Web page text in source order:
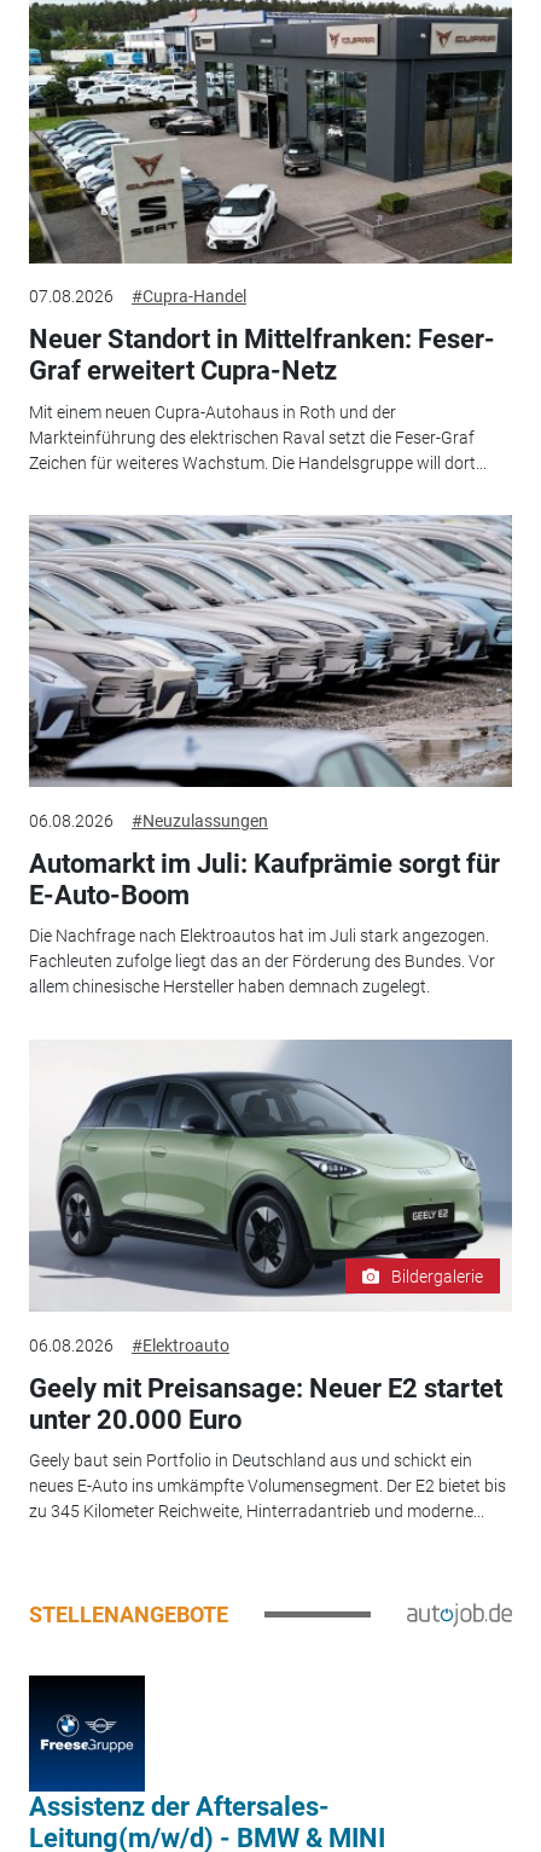
07.08.2026 #Cupra-Handel
Neuer Standort in Mittelfranken: Feser-
Graf erweitert Cupra-Netz
Mit einem neuen Cupra-Autohaus in Roth und der
Markteinführung des elektrischen Raval setzt die Feser-Graf
Zeichen für weiteres Wachstum. Die Handelsgruppe will dort...
06.08.2026 #Neuzulassungen
Automarkt im Juli: Kaufprämie sorgt für
E-Auto-Boom
Die Nachfrage nach Elektroautos hat im Juli stark angezogen.
Fachleuten zufolge liegt das an der Förderung des Bundes. Vor
allem chinesische Hersteller haben demnach zugelegt.
Bildergalerie
06.08.2026 #Elektroauto
Geely mit Preisansage: Neuer E2 startet
unter 20.000 Euro
Geely baut sein Portfolio in Deutschland aus und schickt ein
neues E-Auto ins umkämpfte Volumensegment. Der E2 bietet bis
zu 345 Kilometer Reichweite, Hinterradantrieb und moderne...
STELLENANGEBOTE
Assistenz der Aftersales-
Leitung(m/w/d) - BMW & MINI